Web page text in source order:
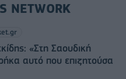
NETWORK
«Στη Σαουδική
αυτό που επιζητούσα